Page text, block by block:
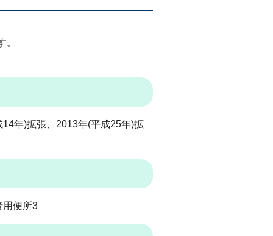
。
年)拡張、2013年(平成25年)拡
用便所3